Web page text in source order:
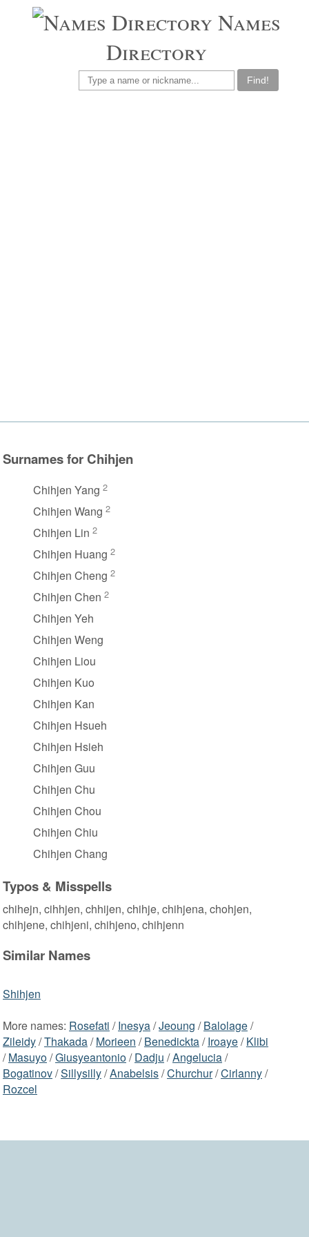
Names
Directory
Find!
Surnames for Chihjen
Chihjen Yang 2
Chihjen Wang 2
Chihjen Lin 2
Chihjen Huang 2
Chihjen Cheng 2
Chihjen Chen 2
Chihjen Yeh
Chihjen Weng
Chihjen Liou
Chihjen Kuo
Chihjen Kan
Chihjen Hsueh
Chihjen Hsieh
Chihjen Guu
Chihjen Chu
Chihjen Chou
Chihjen Chiu
Chihjen Chang
Typos & Misspells
chihejn, cihhjen, chhijen, chihje, chihjena, chohjen,
chihjene, chihjeni, chihjeno, chihjenn
Similar Names
Shihjen
More names: Rosefati /Inesya/Jeoung /Balolage/
Zileidy/Thakada/Morieen /Benedickta/Iroaye/Klibi
/Masuyo/Giusyeantonio/Dadju /Angelucia/
Bogatinov/Sillysilly/Anabelsis/Churchur/Cirlanny/
Rozcel